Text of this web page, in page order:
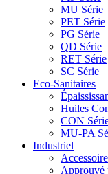
MU Série
PET Série
PG Série
QD Série
RET Série
SC Série
Eco-Sanitaires
Huiles
CON
MU-PA
Industriel
Approuvé